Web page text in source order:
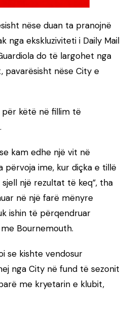
nëse duan ta pranojnë
nga ekskluziviteti i Daily Mail
do të largohet nga
pavarësisht nëse City e
për këtë në fillim të
kam edhe një vit në
ime, kur diçka e tillë
një rezultat të keq”, tha
në një farë mënyre
ishin të përqendruar
Bournemouth.
se kishte vendosur
nga City në fund të sezonit
me kryetarin e klubit,